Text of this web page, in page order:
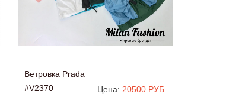
Ветровка Prada
#V2370
Цена: 20500 РУБ.